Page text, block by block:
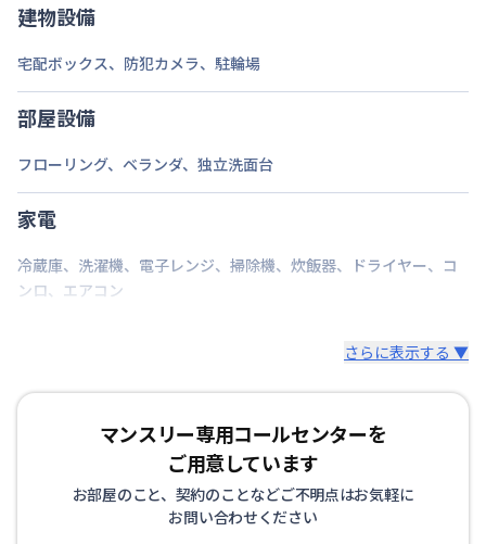
定員
1名
駐車場
次回更新日
情報更新日より14日以内
情報更新日
建物設備
宅配ボックス、 防犯カメラ、 駐輪場
部屋設備
フローリング、 ベランダ、 独立洗面台
家電
冷蔵庫、 洗濯機、 電子レンジ、 掃除機、 炊飯器、 ドライヤー、 コ
ンロ、 エアコン
さらに表示する ▼
マンスリー専用コールセンターを
ご用意しています
お部屋のこと、契約のことなどご不明点はお気軽に
お問い合わせください